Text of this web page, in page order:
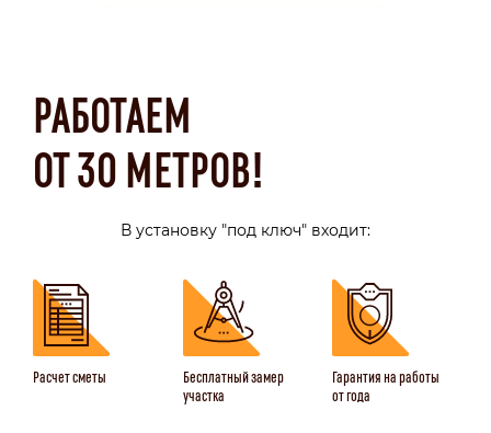
РАБОТАЕМ
ОТ 30 МЕТРОВ!
В установку "под ключ" входит:
Расчет сметы
Бесплатный замер
участка
Гарантия на работы
от года